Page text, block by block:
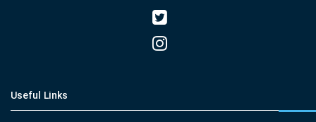
Useful Links